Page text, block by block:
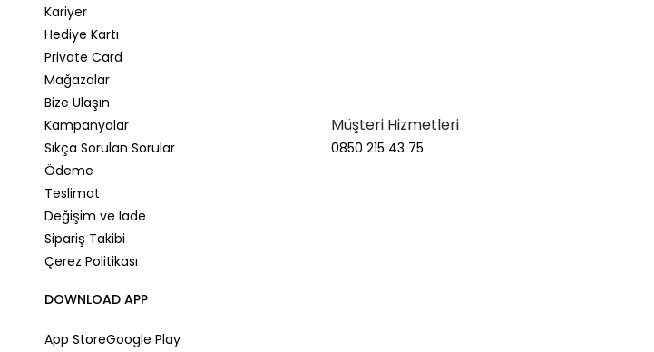
Kariyer
Hediye Kartı
Private Card
Mağazalar
Bize Ulaşın
Kampanyalar
Sıkça Sorulan Sorular
Ödeme
Teslimat
Değişim ve İade
Sipariş Takibi
Çerez Politikası
Müşteri Hizmetleri
0850 215 43 75
DOWNLOAD APP
App StoreGoogle Play